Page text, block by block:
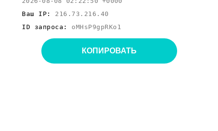
Ваш IP: 216.73.216.40
ID запроса: oMHsP9gpRKo1
КОПИРОВАТЬ